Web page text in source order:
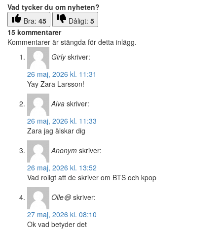
Vad tycker du om nyheten?
Bra: 45 Dåligt: 5
15 kommentarer
Kommentarer är stängda för detta inlägg.
Girly skriver:
26 maj, 2026 kl. 11:31
Yay Zara Larsson!
Alva skriver:
26 maj, 2026 kl. 11:33
Zara jag älskar dig
Anonym skriver:
26 maj, 2026 kl. 13:52
Vad roligt att de skriver om BTS och kpop
Olle😄 skriver:
27 maj, 2026 kl. 08:10
Ok vad betyder det